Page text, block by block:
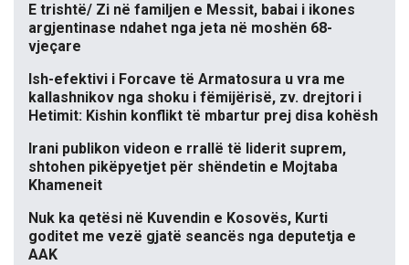
E trishtë/ Zi në familjen e Messit, babai i ikones
argjentinase ndahet nga jeta në moshën 68-
vjeçare
Ish-efektivi i Forcave të Armatosura u vra me
kallashnikov nga shoku i fëmijërisë, zv. drejtori i
Hetimit: Kishin konflikt të mbartur prej disa kohësh
Irani publikon videon e rrallë të liderit suprem,
shtohen pikëpyetjet për shëndetin e Mojtaba
Khameneit
Nuk ka qetësi në Kuvendin e Kosovës, Kurti
goditet me vezë gjatë seancës nga deputetja e
AAK